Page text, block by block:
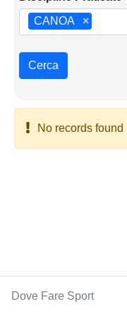
×
CANOA
Cerca
No records found
Dove Fare Sport